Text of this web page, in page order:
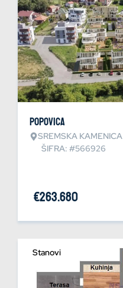
Popovica
SREMSKA KAMENICA
ŠIFRA: #566926
€263.680
Stanovi